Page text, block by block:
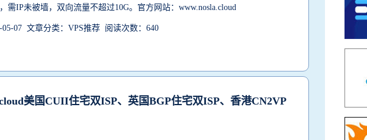
需IP未被墙，双向流量不超过10G。官方网站：www.nosla.cloud
05-07 文章分类：VPS推荐 阅读次数：640
美国CUII住宅双ISP、英国BGP住宅双ISP、香港CN2VP